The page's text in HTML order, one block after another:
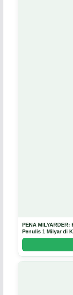
PENA
Penulis 1 Milyar di